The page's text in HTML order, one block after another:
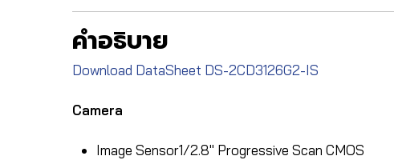
คำอธิบาย
Download DataSheet DS-2CD3126G2-IS
Camera
Image Sensor1/2.8″ Progressive Scan CMOS